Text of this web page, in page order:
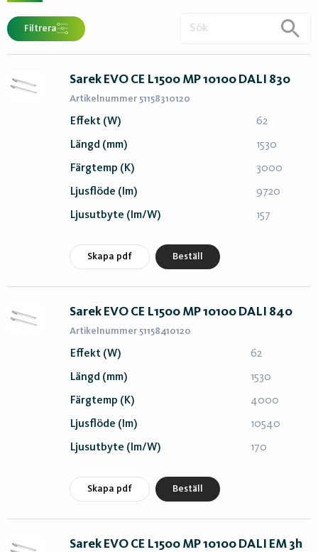
Filtrera
Sarek EVO CE L1500 MP 10100 DALI 830
Artikelnummer 51158310120
Effekt (W) 62
Längd (mm) 1530
Färgtemp (K) 3000
Ljusflöde (lm) 9720
Ljusutbyte (lm/W) 157
Skapa pdf Beställ
Sarek EVO CE L1500 MP 10100 DALI 840
Artikelnummer 51158410120
Effekt (W) 62
Längd (mm) 1530
Färgtemp (K) 4000
Ljusflöde (lm) 10540
Ljusutbyte (lm/W) 170
Skapa pdf Beställ
Sarek EVO CE L1500 MP 10100 DALI EM 3h